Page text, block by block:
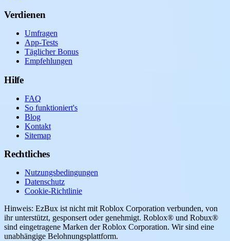
Verdienen
Umfragen
App-Tests
Täglicher Bonus
Empfehlungen
Hilfe
FAQ
So funktioniert's
Blog
Kontakt
Sitemap
Rechtliches
Nutzungsbedingungen
Datenschutz
Cookie-Richtlinie
Hinweis: EzBux ist nicht mit Roblox Corporation verbunden, von
ihr unterstützt, gesponsert oder genehmigt. Roblox® und Robux®
sind eingetragene Marken der Roblox Corporation. Wir sind eine
unabhängige Belohnungsplattform.